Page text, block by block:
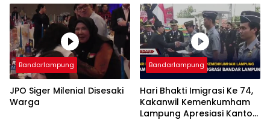
Bandarlampung
JPO Siger Milenial Disesaki
Warga
Bandarlampung
Hari Bhakti Imigrasi Ke 74,
Kakanwil Kemenkumham
Lampung Apresiasi Kantor